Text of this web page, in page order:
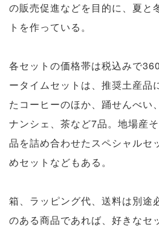
の販売促進などを目的に、夏と
トを作っている。
各セットの価格帯は税込みで
ータイムセットは、推奨土産品
たコーヒーのほか、踊せんべい
ナンシェ、茶など7品。地場産
品を詰め合わせたスペシャルセ
めセットなどもある。
箱、ラッピング代、送料は別途
のある商品であれば、好きなセ